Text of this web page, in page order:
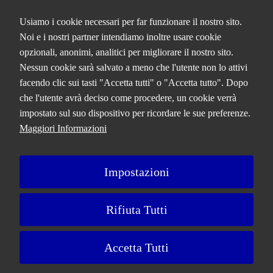
QCERTIFICAZIONI S.R.L. A SOCIO
UNICO
Via Paolo Frajese, 37 – 53100 Siena
tel. +39 0577 327234 - fax +39 0577 329907 -
Capitale Sociale € 90.000,00 i.v.
Iscrizione Registro delle imprese di Siena n. 01273640522, REA n.
A Bureau Veritas Company
Privacy Policy Cookie Policy Ricorsi e Reclami Note Legali
Portale GDPR
Usiamo i cookie necessari per far funzionare il nostro sito.
Noi e i nostri partner intendiamo inoltre usare cookie
opzionali, anonimi, analitici per migliorare il nostro sito.
Nessun cookie sarà salvato a meno che l'utente non lo attivi
facendo clic sui tasti "Accetta tutti" o "Accetta tutto". Dopo
che l'utente avrà deciso come procedere, un cookie verrà
impostato sul suo dispositivo per ricordare le sue preferenze.
Maggiori Informazioni
Impostazioni
Rifiuta Tutti
Accetta Tutti
potrebbe
influire sul
funzionamento
del sito.
Analitici
Questi
cookie sono
installati da
Google
nostro sito
raccogliendo
e riportando
informazioni
su come lo
cookie